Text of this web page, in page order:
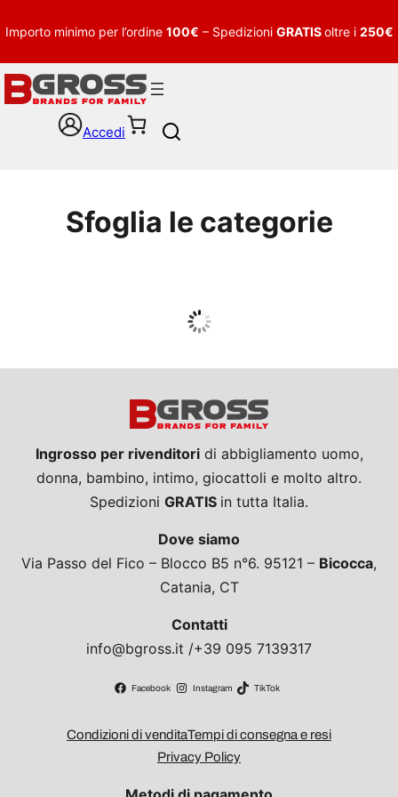
Importo minimo per l’ordine 100€ – Spedizioni GRATISoltre i 250€
Accedi
h
Sfoglia le categorie
Guarda tutto
Ingrosso per rivenditoridi abbigliamento uomo,
donna, bambino, intimo, giocattoli e molto altro.
Spedizioni GRATIS in tutta Italia.
Dove siamo
Via Passo del Fico – Blocco B5 n°6. 95121 – Bicocca,
Catania, CT
Contatti
info@bgross.it /+39 095 7139317
Facebook Instagram TikTok
Condizioni di venditaTempi di consegna e resi
Privacy Policy